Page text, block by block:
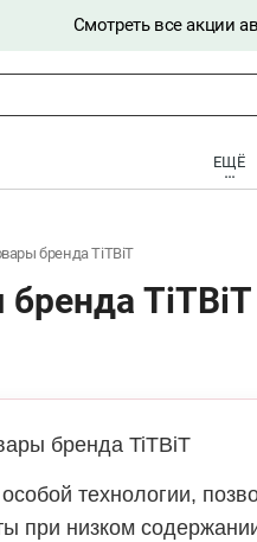
Смотреть все акции
ЕЩЁ
бренда TiTBiT
бренда TiTBiT
бренда TiTBiT
особой технологии,
при низком